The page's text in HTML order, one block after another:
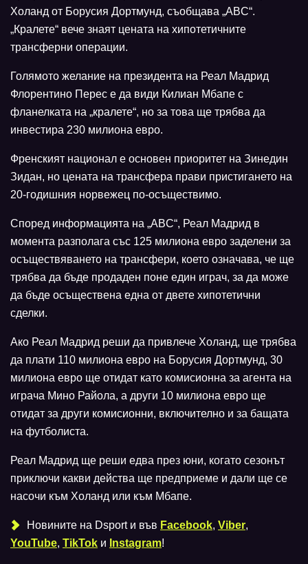
Холанд от Борусия Дортмунд, съобщава „ABC“.
„Кралете“ вече знаят цената на хипотетичните
трансферни операции.
Голямото желание на президента на Реал Мадрид
Флорентино Перес е да види Килиан Мбапе с
фланелката на „кралете“, но за това ще трябва да
инвестира 230 милиона евро.
Френският национал е основен приоритет на Зинедин
Зидан, но цената на трансфера прави пристигането на
20-годишния норвежец по-осъществимо.
Според информацията на „ABC“, Реал Мадрид в
момента разполага със 125 милиона евро заделени за
осъществяването на трансфери, което означава, че ще
трябва да бъде продаден поне един играч, за да може
да бъде осъществена една от двете хипотетични
сделки.
Ако Реал Мадрид реши да привлече Холанд, ще трябва
да плати 110 милиона евро на Борусия Дортмунд, 30
милиона евро ще отидат като комисионна за агента на
играча Мино Райола, а други 10 милиона евро ще
отидат за други комисионни, включително и за бащата
на футболиста.
Реал Мадрид ще реши едва през юни, когато сезонът
приключи какви действа ще предприеме и дали ще се
насочи към Холанд или към Мбапе.
Новините на Dsport и във Facebook, Viber,
YouTube, TikTok и Instagram!